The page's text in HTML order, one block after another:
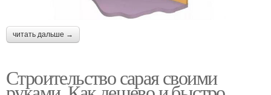
читать дальше →
Строительство сарая своими